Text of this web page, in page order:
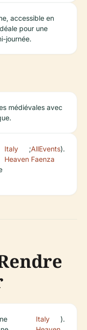
accessible en
pour une
journée.
médiévales avec
Italy
Heaven
;AllEvents
Faenza
).
Italy
).